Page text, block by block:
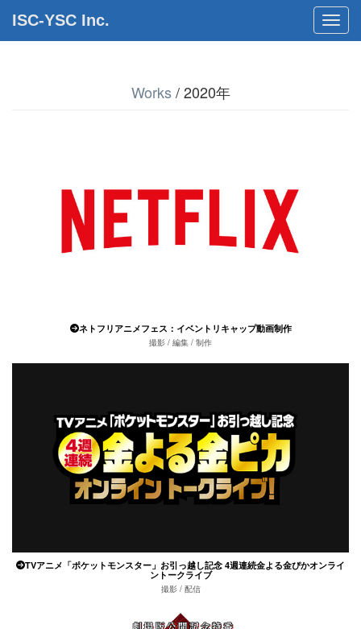
ISC-YSC Inc.
Works / 2020年
ネトフリアニメフェス：イベントリキャップ動画制作
撮影 / 編集 / 制作
TVアニメ「ポケットモンスター」お引っ越し記念 4週連続金よる金ぴかオンライ
ントークライブ
撮影 / 配信